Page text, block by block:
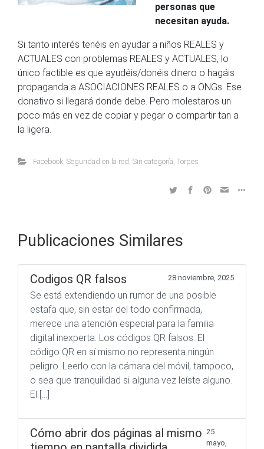
personas que
necesitan ayuda.
Si tanto interés tenéis en ayudar a niños REALES y
ACTUALES con problemas REALES y ACTUALES, lo
único factible es que ayudéis/donéis dinero o hagáis
propaganda a ASOCIACIONES REALES o a ONGs. Ese
donativo si llegará donde debe. Pero molestaros un
poco más en vez de copiar y pegar o compartir tan a
la ligera.
Facebook, Seguridad en la red Sin categoría Torpes
Publicaciones Similares
Codigos QR falsos 28 noviembre, 2025
Se está extendiendo un rumor de una posible
estafa que, sin estar del todo confirmada,
merece una atención especial para la familia
digital inexperta: Los códigos QR falsos. El
código QR en sí mismo no representa ningún
peligro. Leerlo con la cámara del móvil, tampoco,
o sea que tranquilidad si alguna vez leíste alguno.
El […]
Cómo abrir dos páginas al mismo 25
mayo,